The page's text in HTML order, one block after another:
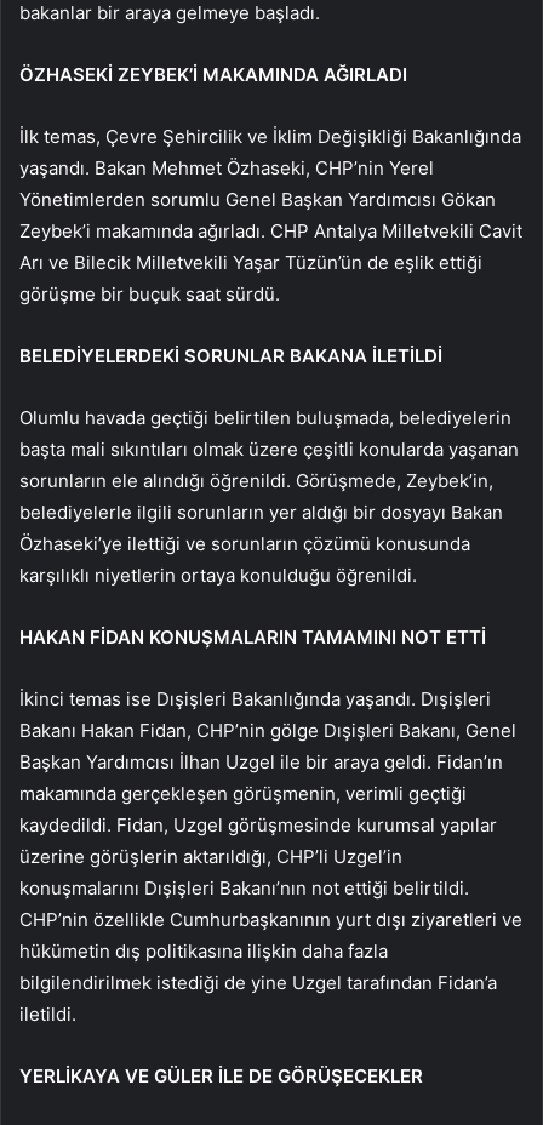
bakanlar bir araya gelmeye başladı.
ÖZHASEKİ ZEYBEK’İ MAKAMINDA AĞIRLADI
İlk temas, Çevre Şehircilik ve İklim Değişikliği Bakanlığında
yaşandı. Bakan Mehmet Özhaseki, CHP’nin Yerel
Yönetimlerden sorumlu Genel Başkan Yardımcısı Gökan
Zeybek’i makamında ağırladı. CHP Antalya Milletvekili Cavit
Arı ve Bilecik Milletvekili Yaşar Tüzün’ün de eşlik ettiği
görüşme bir buçuk saat sürdü.
BELEDİYELERDEKİ SORUNLAR BAKANA İLETİLDİ
Olumlu havada geçtiği belirtilen buluşmada, belediyelerin
başta mali sıkıntıları olmak üzere çeşitli konularda yaşanan
sorunların ele alındığı öğrenildi. Görüşmede, Zeybek’in,
belediyelerle ilgili sorunların yer aldığı bir dosyayı Bakan
Özhaseki’ye ilettiği ve sorunların çözümü konusunda
karşılıklı niyetlerin ortaya konulduğu öğrenildi.
HAKAN FİDAN KONUŞMALARIN TAMAMINI NOT ETTİ
İkinci temas ise Dışişleri Bakanlığında yaşandı. Dışişleri
Bakanı Hakan Fidan, CHP’nin gölge Dışişleri Bakanı, Genel
Başkan Yardımcısı İlhan Uzgel ile bir araya geldi. Fidan’ın
makamında gerçekleşen görüşmenin, verimli geçtiği
kaydedildi. Fidan, Uzgel görüşmesinde kurumsal yapılar
üzerine görüşlerin aktarıldığı, CHP’li Uzgel’in
konuşmalarını Dışişleri Bakanı’nın not ettiği belirtildi.
CHP’nin özellikle Cumhurbaşkanının yurt dışı ziyaretleri ve
hükümetin dış politikasına ilişkin daha fazla
bilgilendirilmek istediği de yine Uzgel tarafından Fidan’a
iletildi.
YERLİKAYA VE GÜLER İLE DE GÖRÜŞECEKLER